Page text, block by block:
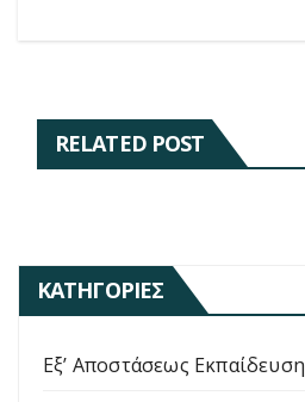
RELATED POST
ΚΑΤΗΓΟΡΊΕΣ
Εξ’ Αποστάσεως Εκπαίδευση